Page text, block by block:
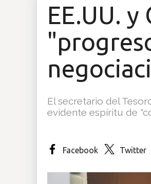
Multimedia
EE.UU.
El secretario del
evidente espíritu de
Facebook Twitter